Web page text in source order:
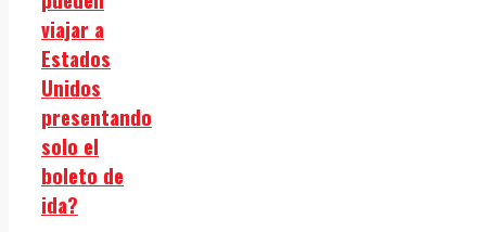
viajar a
Estados
Unidos
presentando
solo el
boleto de
ida?